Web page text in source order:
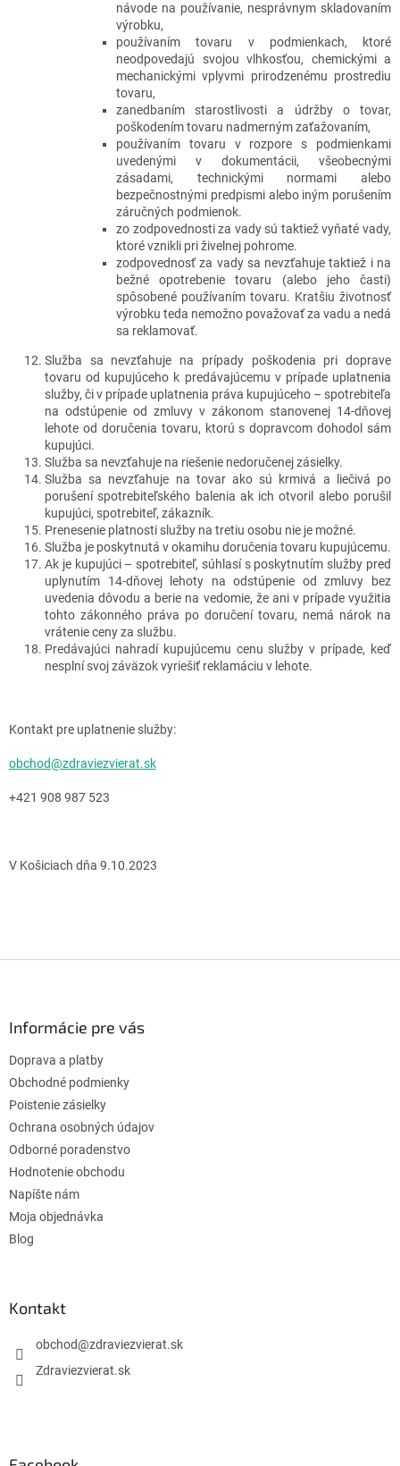
návode na používanie, nesprávnym skladovaním
výrobku,
používaním tovaru v podmienkach, ktoré
neodpovedajú svojou vlhkosťou, chemickými a
mechanickými vplyvmi prirodzenému prostrediu
tovaru,
zanedbaním starostlivosti a údržby o tovar,
poškodením tovaru nadmerným zaťažovaním,
používaním tovaru v rozpore s podmienkami
uvedenými v dokumentácii, všeobecnými
zásadami, technickými normami alebo
bezpečnostnými predpismi alebo iným porušením
záručných podmienok.
zo zodpovednosti za vady sú taktiež vyňaté vady,
ktoré vznikli pri živelnej pohrome.
zodpovednosť za vady sa nevzťahuje taktiež i na
bežné opotrebenie tovaru (alebo jeho časti)
spôsobené používaním tovaru. Kratšiu životnosť
výrobku teda nemožno považovať za vadu a nedá
sa reklamovať.
Služba sa nevzťahuje na prípady poškodenia pri doprave
tovaru od kupujúceho k predávajúcemu v prípade uplatnenia
služby, či v prípade uplatnenia práva kupujúceho – spotrebiteľa
na odstúpenie od zmluvy v zákonom stanovenej 14-dňovej
lehote od doručenia tovaru, ktorú s dopravcom dohodol sám
kupujúci.
Služba sa nevzťahuje na riešenie nedoručenej zásielky.
Služba sa nevzťahuje na tovar ako sú krmivá a liečivá po
porušení spotrebiteľského balenia ak ich otvoril alebo porušil
kupujúci, spotrebiteľ, zákazník.
Prenesenie platnosti služby na tretiu osobu nie je možné.
Služba je poskytnutá v okamihu doručenia tovaru kupujúcemu.
Ak je kupujúci – spotrebiteľ, súhlasí s poskytnutím služby pred
uplynutím 14-dňovej lehoty na odstúpenie od zmluvy bez
uvedenia dôvodu a berie na vedomie, že ani v prípade využitia
tohto zákonného práva po doručení tovaru, nemá nárok na
vrátenie ceny za službu.
Predávajúci nahradí kupujúcemu cenu služby v prípade, keď
nesplní svoj záväzok vyriešiť reklamáciu v lehote.
Kontakt pre uplatnenie služby:
obchod@zdraviezvierat.sk
+421 908 987 523
V Košiciach dňa 9.10.2023
Informácie pre vás
Doprava a platby
Obchodné podmienky
Poistenie zásielky
Ochrana osobných údajov
Odborné poradenstvo
Hodnotenie obchodu
Napíšte nám
Moja objednávka
Blog
Kontakt
obchod@zdraviezvierat.sk
Zdraviezvierat.sk